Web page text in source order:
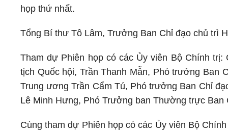
họp thứ nhất.
Tổng Bí thư Tô Lâm, Trưởng Ban Chỉ đạo chủ trì
Tham dự Phiên họp có các Ủy viên Bộ Chính
tịch Quốc hội, Trần Thanh Mẫn, Phó trưởng Ban
Trung ương Trần Cẩm Tú, Phó trưởng Ban Chỉ
Lê Minh Hưng, Phó Trưởng ban Thường trực Ban
Cùng tham dự Phiên họp có các Ủy viên Bộ